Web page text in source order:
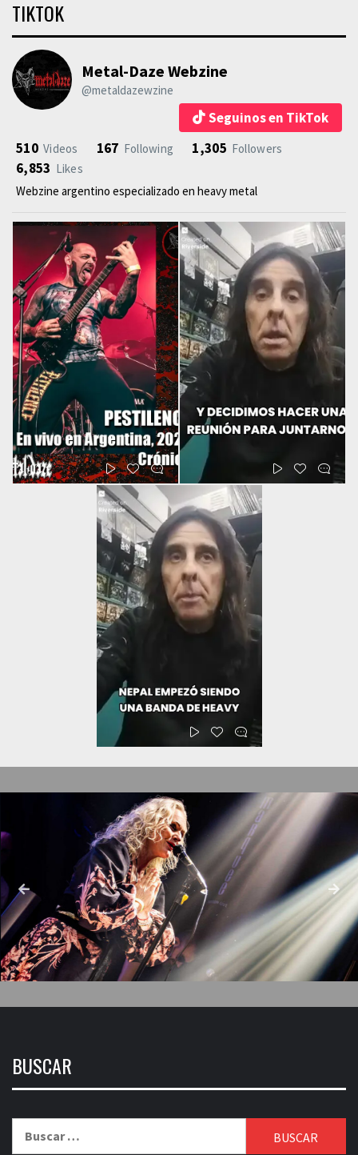
TIKTOK
Metal-Daze Webzine
@metaldazewzine
Seguinos en TikTok
510 Videos 167 Following 1,305 Followers
6,853 Likes
Webzine argentino especializado en heavy metal
BUSCAR